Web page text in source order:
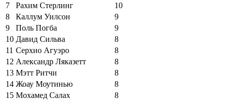
7
Рахим Стерлинг
10
8
Каллум Уилсон
9
9
Поль Погба
9
10 Давид Сильва
8
11 Серхио Агуэро
8
12 Александр Ляказетт
8
13 Мэтт Ритчи
8
14 Жоау Моутинью
8
15 Мохамед Салах 8